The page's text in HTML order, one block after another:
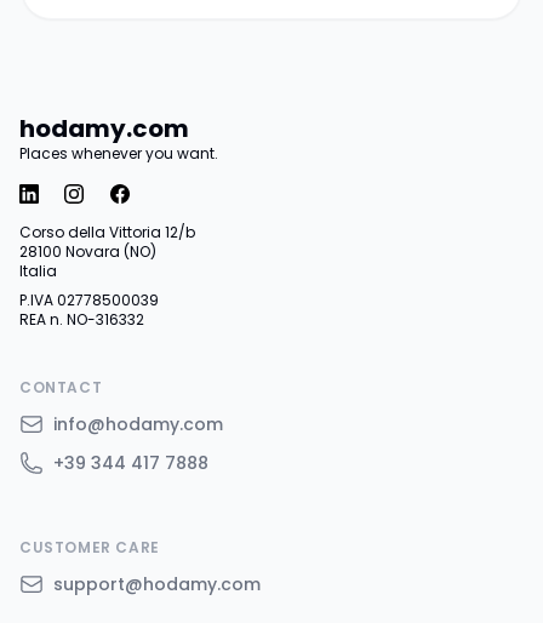
hodamy.com
Places whenever you want.
Corso della Vittoria 12/b
28100 Novara (NO)
Italia
P.IVA 02778500039
REA n. NO-316332
CONTACT
info@hodamy.com
+39 344 417 7888
CUSTOMER CARE
support@hodamy.com